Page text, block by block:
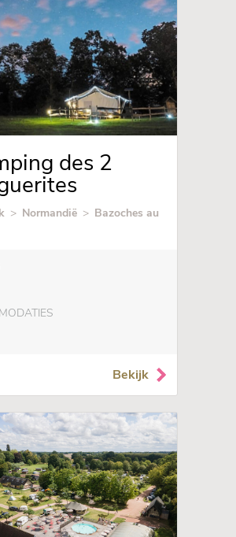
des 2
> Normandië > Bazoches au
Bekijk